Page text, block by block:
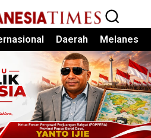
Daerah Melanesia